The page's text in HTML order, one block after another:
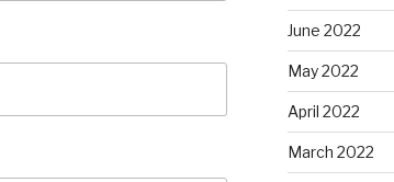
June 2022
May 2022
April 2022
March 2022